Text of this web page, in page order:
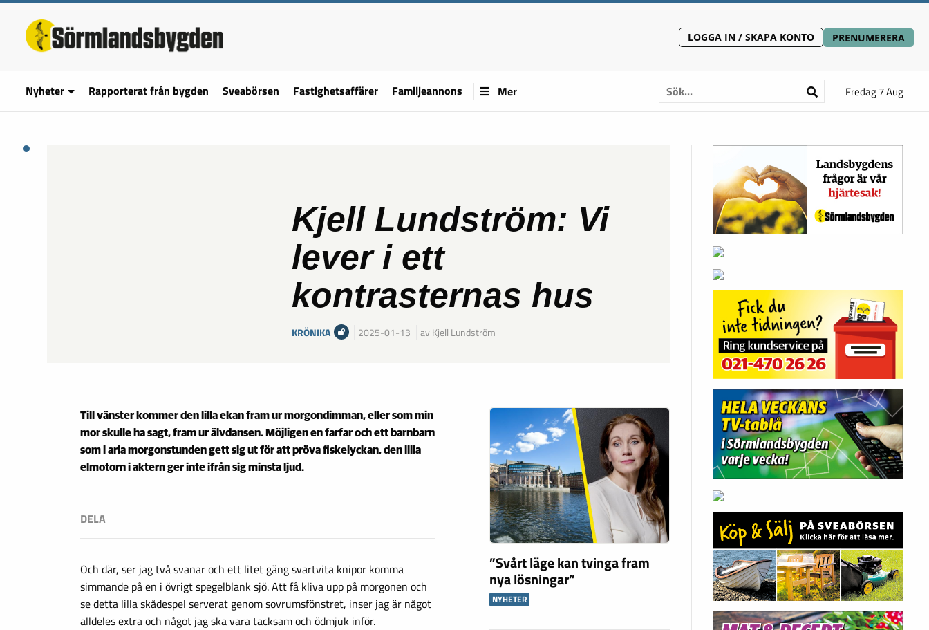
LOGGA IN / SKAPA KONTO PRENUMERERA
Nyheter Rapporterat från bygden Sveabörsen Fastighetsaffärer Familjeannons Mer Fredag 7 Aug
Kjell Lundström: Vi
lever i ett
kontrasternas hus
KRÖNIKA 2025-01-13 av Kjell Lundström
Till vänster kommer den lilla ekan fram ur morgondimman, eller som min
mor skulle ha sagt, fram ur älvdansen. Möjligen en farfar och ett barnbarn
som i arla morgonstunden gett sig ut för att pröva fiskelyckan, den lilla
elmotorn i aktern ger inte ifrån sig minsta ljud.
Och där, ser jag två svanar och ett litet gäng svartvita knipor komma
simmande på en i övrigt spegelblank sjö. Att få kliva upp på morgonen och
se detta lilla skådespel serverat genom sovrumsfönstret, inser jag är något
alldeles extra och något jag ska vara tacksam och ödmjuk inför.
”Svårt läge kan tvinga fram
nya lösningar”
NYHETER